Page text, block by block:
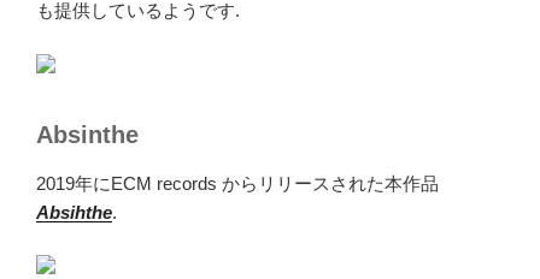
も提供しているようです.
Absinthe
2019年にECM records からリリースされた本作品
Absihthe.